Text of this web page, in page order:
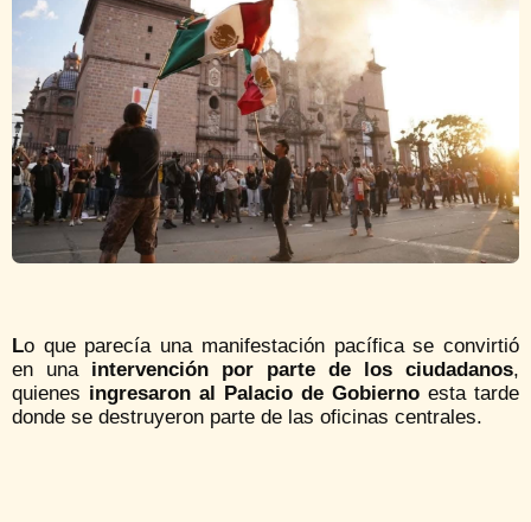
Lo que parecía una manifestación pacífica se convirtió
en unaintervención por parte de los ciudadanos,
quienes ingresaron al Palacio de Gobierno esta tarde
donde se destruyeron parte de las oficinas centrales.